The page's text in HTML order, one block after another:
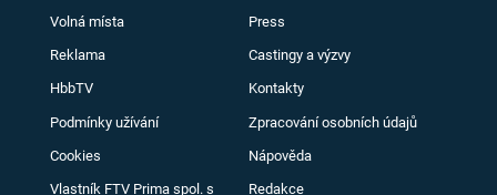
Volná místa Press
Reklama Castingy a výzvy
HbbTV Kontakty
Podmínky užívání Zpracování osobních údajů
Cookies Nápověda
Vlastník FTV Prima spol. s
Redakce